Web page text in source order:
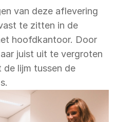
van deze aflevering
te zitten in de
hoofdkantoor. Door
juist uit te vergroten
lijm tussen de